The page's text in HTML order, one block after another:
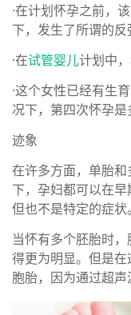
·在计划怀孕之前，
下，发生了所谓的反
·在试管婴儿计划中
·这个女性已经有生
况下，第四次怀孕是
迹象
在许多方面，单胎
下，孕妇都可以在早
但也不是特定的症状。
当怀有多个胚胎时
得更为明显。但是
胞胎，因为通过超声